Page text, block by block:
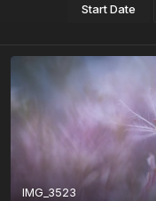
Start Date
IMG_3523